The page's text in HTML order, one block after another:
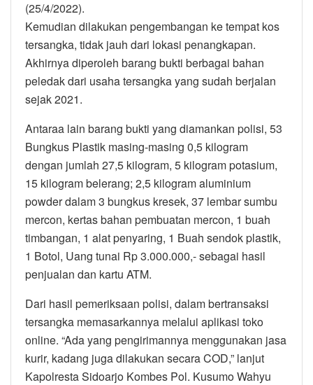
(25/4/2022).
Kemudian dilakukan pengembangan ke tempat kos
tersangka, tidak jauh dari lokasi penangkapan.
Akhirnya diperoleh barang bukti berbagai bahan
peledak dari usaha tersangka yang sudah berjalan
sejak 2021.
Antaraa lain barang bukti yang diamankan polisi, 53
Bungkus Plastik masing-masing 0,5 kilogram
dengan jumlah 27,5 kilogram, 5 kilogram potasium,
15 kilogram belerang; 2,5 kilogram aluminium
powder dalam 3 bungkus kresek, 37 lembar sumbu
mercon, kertas bahan pembuatan mercon, 1 buah
timbangan, 1 alat penyaring, 1 Buah sendok plastik,
1 Botol, Uang tunai Rp 3.000.000,- sebagai hasil
penjualan dan kartu ATM.
Dari hasil pemeriksaan polisi, dalam bertransaksi
tersangka memasarkannya melalui aplikasi toko
online. “Ada yang pengirimannya menggunakan jasa
kurir, kadang juga dilakukan secara COD,” lanjut
Kapolresta Sidoarjo Kombes Pol. Kusumo Wahyu